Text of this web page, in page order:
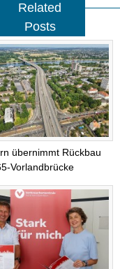
Related
Posts
übernimmt Rückbau
Vorlandbrücke